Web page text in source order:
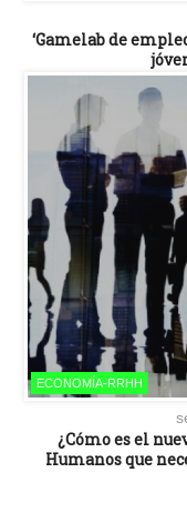
‘Gamelab de
ECONOMÍA-RRHH
¿Cómo es el
Humanos que